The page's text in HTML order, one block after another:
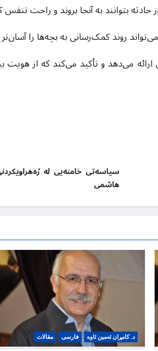
بتوانند به آنجا بروند و راحت تنفس
روند کمک‌‌رسانی به بچه‌ها را
ارائه می‌دهد و تأکید می‌کند که از
سیاسەتی خامنەیی لە
هاشمی
د. کامڕان ئەمین ئاوە فارسی مقالات